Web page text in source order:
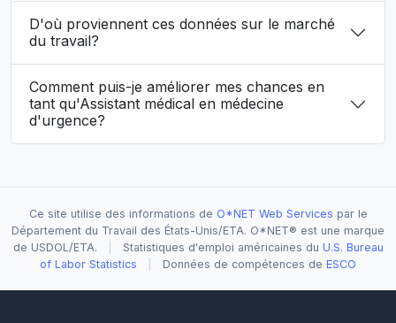
D'où proviennent ces données sur le marché
du travail?
Comment puis-je améliorer mes chances en
tant qu'Assistant médical en médecine
d'urgence?
Ce site utilise des informations de O*NET Web Services par le
Département du Travail des États-Unis/ETA. O*NET® est une marque
de USDOL/ETA.
Statistiques d'emploi américaines du U.S. Bureau
of Labor Statistics
Données de compétences de ESCO